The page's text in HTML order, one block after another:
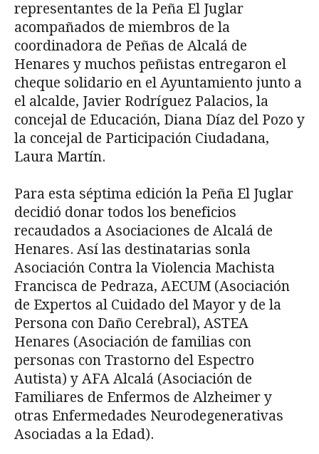
representantes de la Peña El Juglar
acompañados de miembros de la
coordinadora de Peñas de Alcalá de
Henares y muchos peñistas entregaron el
cheque solidario en el Ayuntamiento junto a
el alcalde, Javier Rodríguez Palacios, la
concejal de Educación, Diana Díaz del Pozo y
la concejal de Participación Ciudadana,
Laura Martín.
Para esta séptima edición la Peña El Juglar
decidió donar todos los beneficios
recaudados a Asociaciones de Alcalá de
Henares. Así las destinatarias sonla
Asociación Contra la Violencia Machista
Francisca de Pedraza, AECUM (Asociación
de Expertos al Cuidado del Mayor y de la
Persona con Daño Cerebral), ASTEA
Henares (Asociación de familias con
personas con Trastorno del Espectro
Autista) y AFA Alcalá (Asociación de
Familiares de Enfermos de Alzheimer y
otras Enfermedades Neurodegenerativas
Asociadas a la Edad).